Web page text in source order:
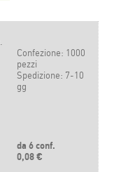
Confezione: 1000
pezzi
Spedizione: 7-10
gg
da 6 conf.
0,08 €